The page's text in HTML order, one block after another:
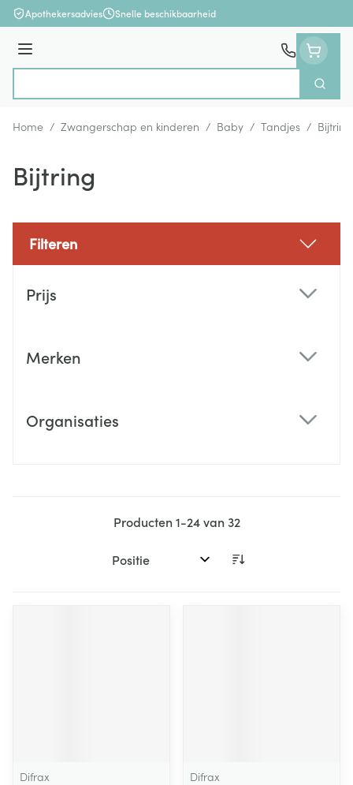
Ga naar de inhoud
Apothekersadvies Snelle beschikbaarheid
Menu
Zoek
Home / Zwangerschap en kinderen / Baby / Tandjes / Bijtring
Bijtring
Filteren
Prijs
Merken
Organisaties
Producten1-24van32
Sorteer op:
Difrax
Difrax